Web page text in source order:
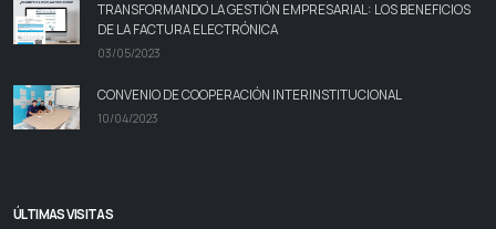
TRANSFORMANDO LA GESTIÓN EMPRESARIAL: LOS BENEFICIOS
DE LA FACTURA ELECTRÓNICA
03/05/2023
CONVENIO DE COOPERACIÓN INTERINSTITUCIONAL
10/04/2023
ÚLTIMAS VISITAS